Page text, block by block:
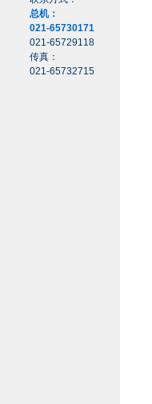
总机：
021-65730171
021-65729118
传真：
021-65732715